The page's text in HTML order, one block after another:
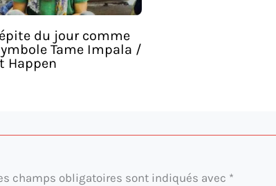
du jour comme
Tame Impala /
Happen
champs obligatoires sont indiqués avec *